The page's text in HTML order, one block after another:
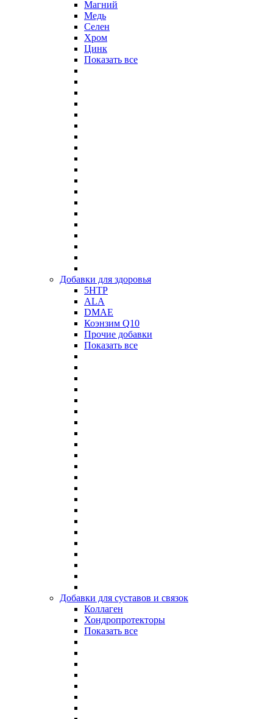
Магний
Медь
Селен
Хром
Цинк
Показать все
Добавки для здоровья
5HTP
ALA
DMAE
Коэнзим Q10
Прочие добавки
Показать все
Добавки для суставов и связок
Коллаген
Хондропротекторы
Показать все